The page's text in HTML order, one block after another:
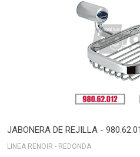
JABONERA DE REJILLA -
LINEA RENOIR - REDONDA